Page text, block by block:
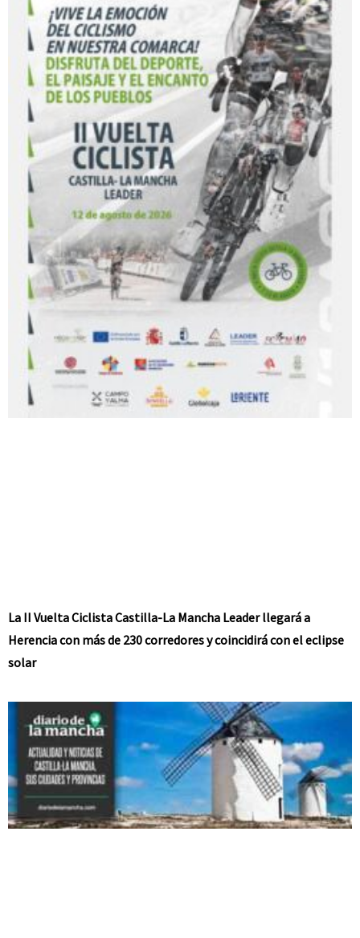
La II Vuelta Ciclista Castilla-La Mancha Leader llegará a
Herencia con más de 230 corredores y coincidirá con el eclipse
solar